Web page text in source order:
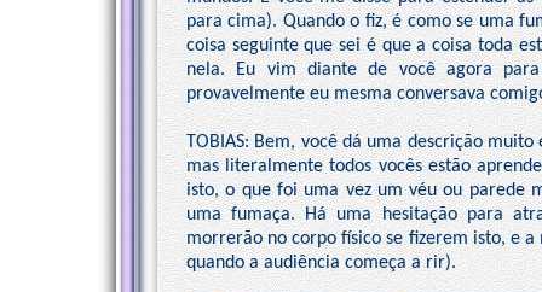
para cima). Quando o fiz, é como se uma
coisa seguinte que sei é que a coisa toda
nela. Eu vim diante de você agora
provavelmente eu mesma conversava
TOBIAS: Bem, você dá uma descrição
mas literalmente todos vocês estão
isto, o que foi uma vez um véu ou parede
uma fumaça. Há uma hesitação para
morrerão no corpo físico se fizerem isto, e
quando a audiência começa a rir).